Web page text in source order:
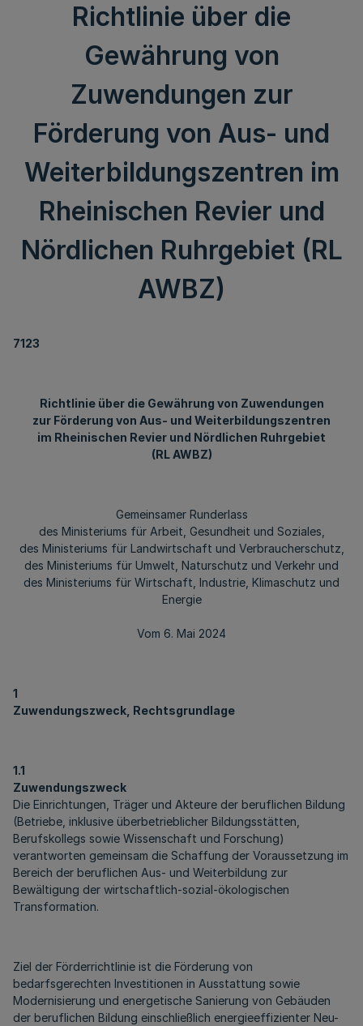
Richtlinie über die
Gewährung von
Zuwendungen zur
Förderung von Aus- und
Weiterbildungszentren im
Rheinischen Revier und
Nördlichen Ruhrgebiet (RL
AWBZ)
7123
Richtlinie über die Gewährung von Zuwendungen
zur Förderung von Aus- und Weiterbildungszentren
im Rheinischen Revier und Nördlichen Ruhrgebiet
(RL AWBZ)
Gemeinsamer Runderlass
des Ministeriums für Arbeit, Gesundheit und Soziales,
des Ministeriums für Landwirtschaft und Verbraucherschutz,
des Ministeriums für Umwelt, Naturschutz und Verkehr und
des Ministeriums für Wirtschaft, Industrie, Klimaschutz und
Energie
Vom 6. Mai 2024
1
Zuwendungszweck, Rechtsgrundlage
1.1
Zuwendungszweck
Die Einrichtungen, Träger und Akteure der beruflichen Bildung
(Betriebe, inklusive überbetrieblicher Bildungsstätten,
Berufskollegs sowie Wissenschaft und Forschung)
verantworten gemeinsam die Schaffung der Voraussetzung im
Bereich der beruflichen Aus- und Weiterbildung zur
Bewältigung der wirtschaftlich-sozial-ökologischen
Transformation.
Ziel der Förderrichtlinie ist die Förderung von
bedarfsgerechten Investitionen in Ausstattung sowie
Modernisierung und energetische Sanierung von Gebäuden
der beruflichen Bildung einschließlich energieeffizienter Neu-